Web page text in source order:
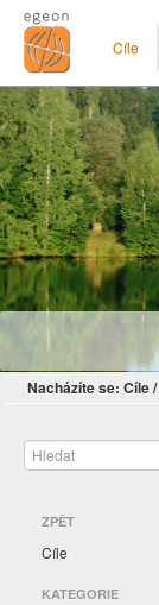
Cíle
Nacházíte se: Cíle/
ZPĚT
Cíle
KATEGORIE